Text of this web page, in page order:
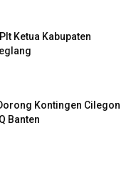
Ketua Kabupaten
Kontingen Cilegon
Banten